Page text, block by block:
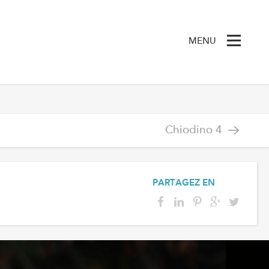
MENU
Chiodino 4
PARTAGEZ EN